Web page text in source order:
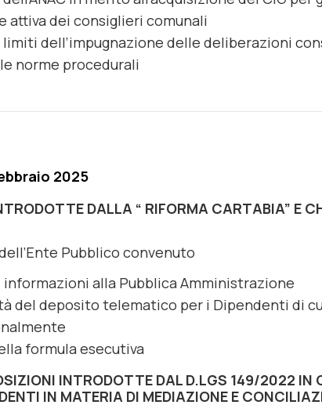
attiva dei consiglieri comunali
dell’impugnazione delle deliberazioni
norme procedurali
2025
DALLA “ RIFORMA CARTABIA” E
Pubblico convenuto
alla Pubblica Amministrazione
del deposito telematico per i Dipendenti di
formula esecutiva
INTRODOTTE DAL D.LGS 149/2022 IN
IN MATERIA DI MEDIAZIONE E